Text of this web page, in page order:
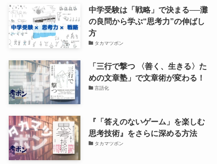
中学受験は「戦略」で決まる──灘
の良問から学ぶ“思考力”の伸ばし
方
タカマツボン
「三行で撃つ 〈善く、生きる〉た
めの文章塾」で文章術が変わる！
言語化
『「答えのないゲーム」を楽しむ
思考技術』をさらに深める方法
タカマツボン